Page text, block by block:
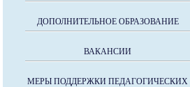
ДОПОЛНИТЕЛЬНОЕ ОБРАЗОВАНИЕ
ВАКАНСИИ
МЕРЫ ПОДДЕРЖКИ ПЕДАГОГИЧЕСКИХ